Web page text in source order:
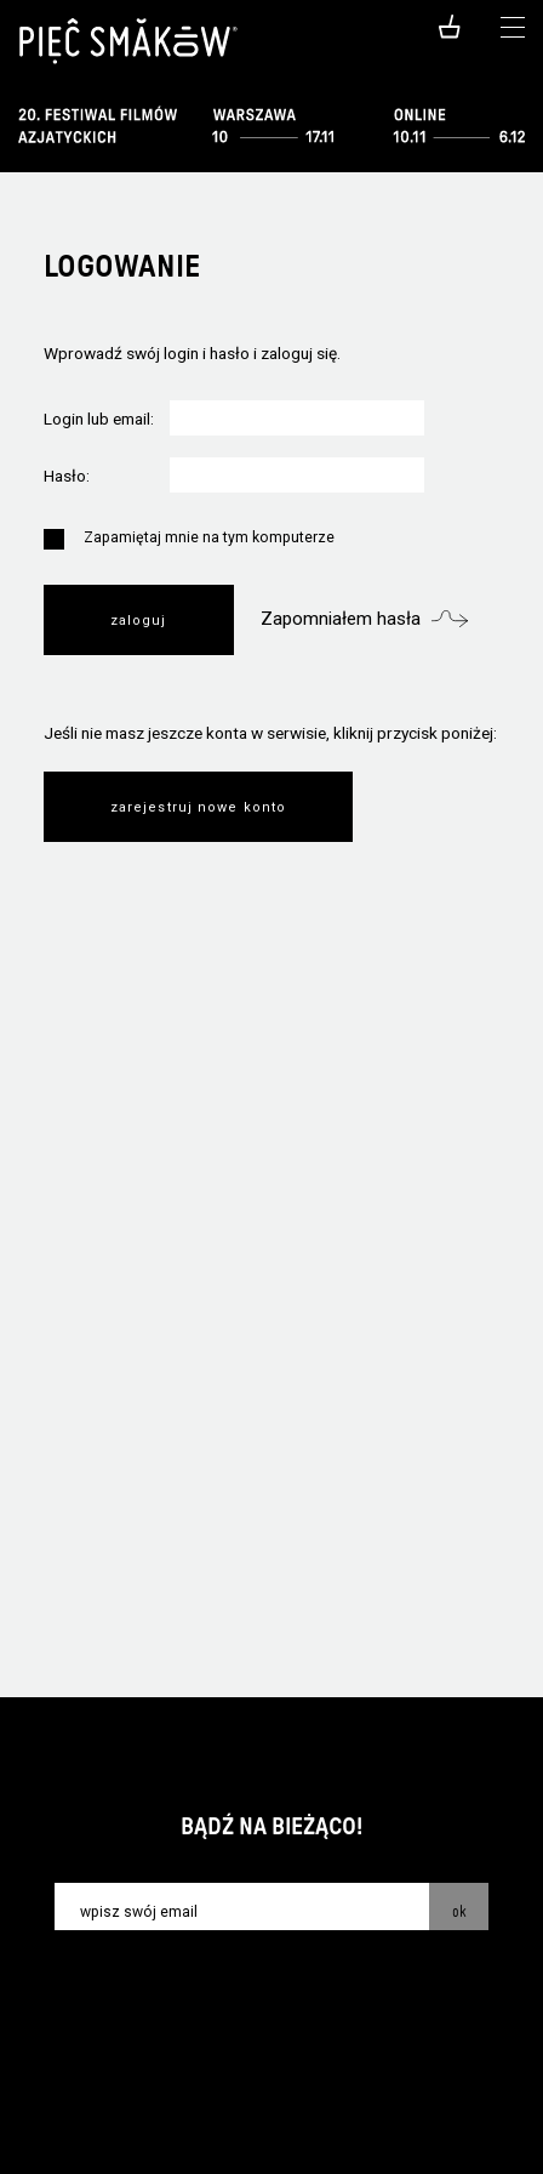
LOGOWANIE
Wprowadź swój login i hasło i zaloguj się.
Login lub email:
Hasło:
Zapamiętaj mnie na tym komputerze
Zapomniałem hasła
Jeśli nie masz jeszcze konta w serwisie, kliknij przycisk poniżej:
zarejestruj nowe konto
BĄDŹ NA BIEŻĄCO!
ok